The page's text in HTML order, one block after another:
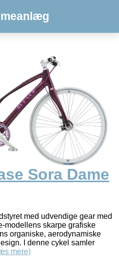
Sora Dame
med udvendige gear med
modellens skarpe grafiske
organiske, aerodynamiske
I denne cykel samler
mere)